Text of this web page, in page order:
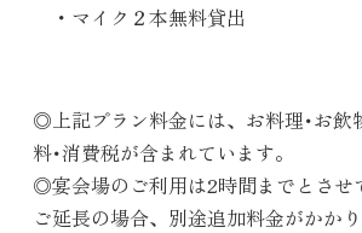
・マイク２本無料貸出
◎上記プラン料金には、お料理･お飲
料･消費税が含まれています。
◎宴会場のご利用は2時間までとさせ
ご延長の場合、別途追加料金がかか